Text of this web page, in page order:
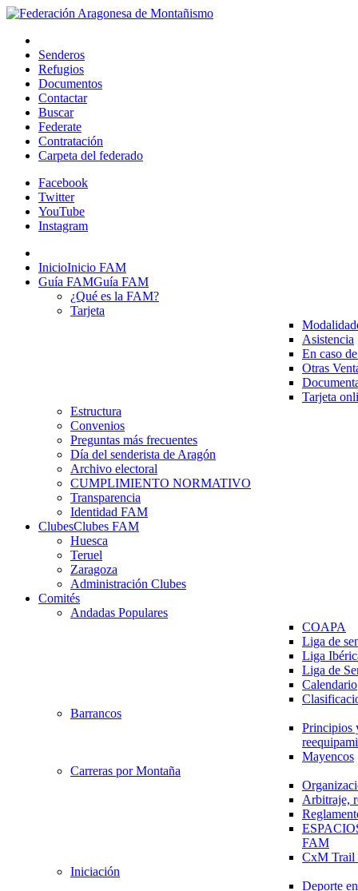
Senderos
Refugios
Documentos
Contactar
Buscar
Federate
Contratación
Carpeta del federado
Facebook
Twitter
YouTube
Instagram
InicioInicio FAM
Guía FAMGuía FAM
¿Qué es la FAM?
Tarjeta
Asistencia
En caso
Otras
Tarjeta
Estructura
Convenios
Preguntas más frecuentes
Día del senderista de Aragón
Archivo electoral
CUMPLIMIENTO NORMATIVO
Transparencia
Identidad FAM
ClubesClubes FAM
Huesca
Teruel
Zaragoza
Administración Clubes
Comités
Andadas Populares
COAPA
Liga de
Liga
Liga de
Calendario
Barrancos
Principios
Mayencos
Carreras por Montaña
Arbitraje,
FAM
CxM
Iniciación
Deporte